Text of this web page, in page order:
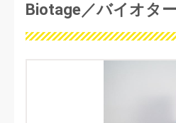
Biotage／バイオタ